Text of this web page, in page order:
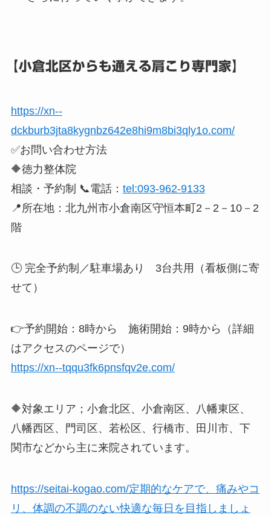
【小倉北区からも通える肩こり専門家】
https://xn--
dckburb3jta8kygnbz642e8hi9m8bi3qly1o.com/
✅お問い合わせ方法
🔶徳力整体院
相談・予約制 📞電話： tel:093-962-9133
📍所在地：北九州市小倉南区守恒本町2－2－10－2
階
🕒 完全予約制／駐車場あり 3台共用（看板側に寄
せて）
👉予約開始：8時から 施術開始：9時から（詳細
はアクセスのページで）
https://xn--tqqu3fk6pnsfqv2e.com/
🔶対象エリア；小倉北区、小倉南区、八幡東区、
八幡西区、門司区、若松区、行橋市、田川市、下
関市などから主に来院されています。
https://seitai-kogao.com/定期的なケアで、痛みやコ
リ、体調の不調のない快適な毎日を目指しましょ